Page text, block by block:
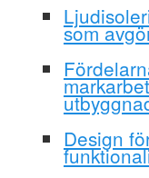
som
Design